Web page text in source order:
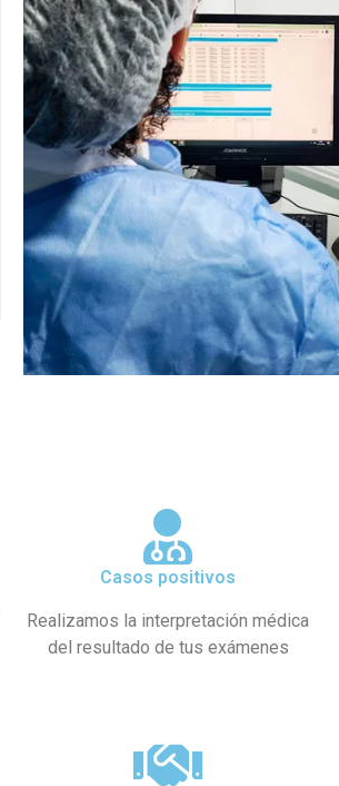
Casos positivos
Realizamos la interpretación médica
del resultado de tus exámenes